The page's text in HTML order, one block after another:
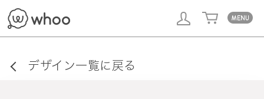
デザイン一覧に戻る